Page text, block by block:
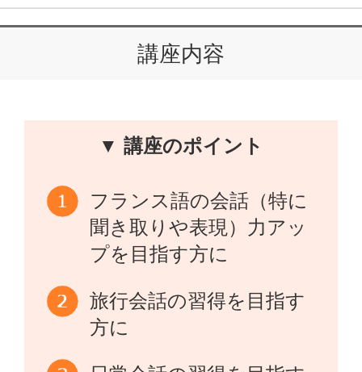
講座内容
▼ 講座のポイント
フランス語の会話（特に
聞き取りや表現）力アッ
プを目指す方に
旅行会話の習得を目指す
方に